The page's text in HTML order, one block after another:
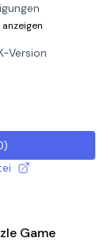
Version
)
Game